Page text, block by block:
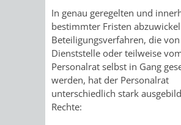
SULZBACH
ZONLINE-
KATALOG
ROLF-
HAUS
In genau geregelten und
bestimmter Fristen
Beteiligungsverfahren, die
Dienststelle oder teilweise
Personalrat selbst in Gang
werden, hat der Personalrat
unterschiedlich stark
Rechte: